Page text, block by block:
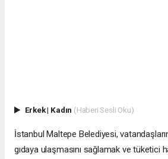
Erkek| Kadın (Haberi Sesli Oku)
İstanbul Maltepe Belediyesi,
gıdaya ulaşmasını sağlamak ve tüketici